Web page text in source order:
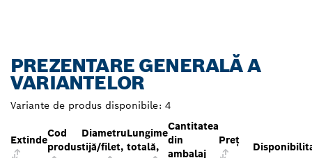
PREZENTARE GENERALĂ A
VARIANTELOR
Variante de produs disponibile: 4
Extinde
Cod
produs
Diametru
tijă/filet,
Lungime
totală,
Cantitatea
din
ambalaj
Preţ